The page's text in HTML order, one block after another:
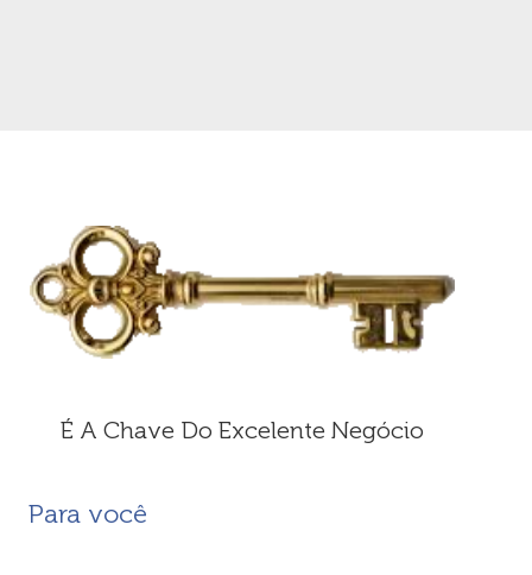
É A Chave Do Excelente Negócio
Para você